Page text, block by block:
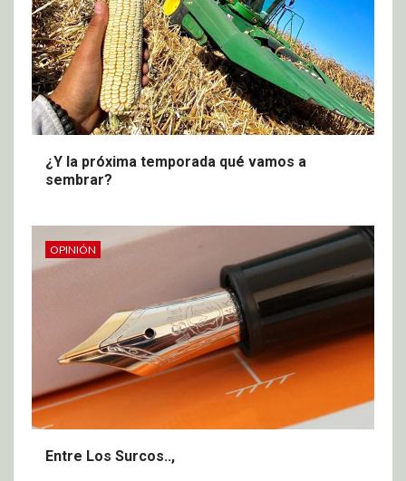
¿Y la próxima temporada qué vamos a
sembrar?
OPINIÓN
Entre Los Surcos..,